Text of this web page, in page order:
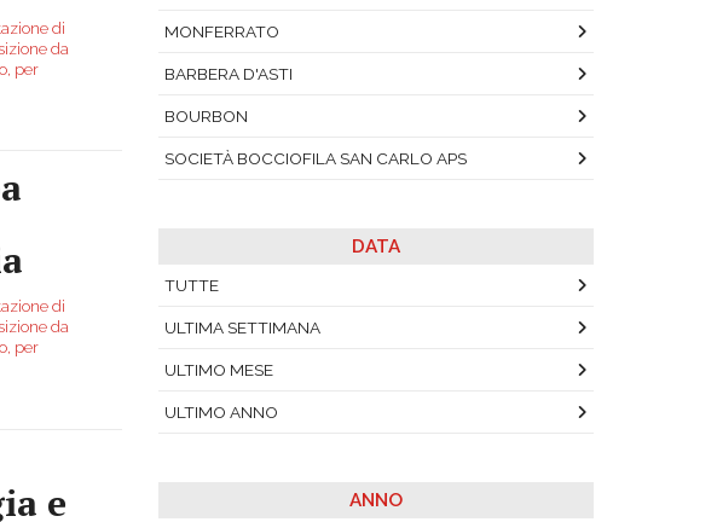
di
da
per
di
da
per
e
MONFERRATO
BARBERA D'ASTI
BOURBON
SOCIETÀ BOCCIOFILA SAN CARLO APS
DATA
TUTTE
ULTIMA SETTIMANA
ULTIMO MESE
ULTIMO ANNO
ANNO